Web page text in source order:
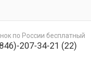
по России бесплатный
207-34-21 (22)